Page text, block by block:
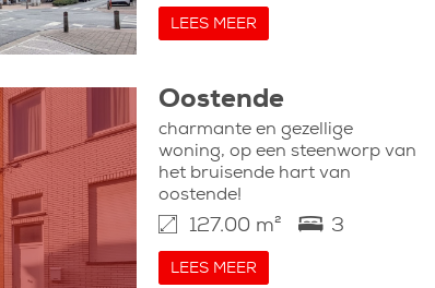
LEES MEER
Oostende
charmante en gezellige
woning, op een steenworp van
het bruisende hart van
oostende!
127.00 m² 3
LEES MEER